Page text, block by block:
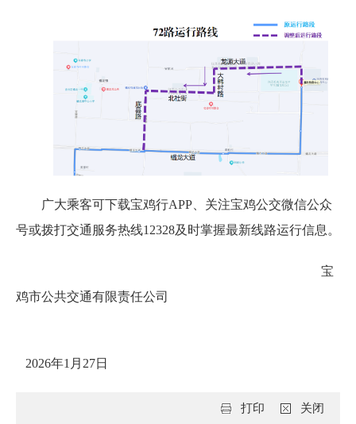
广大乘客可下载宝鸡行APP、关注宝鸡公交微信公众
号或拨打交通服务热线12328及时掌握最新线路运行信息。
宝
鸡市公共交通有限责任公司
2026年1月27日
关闭
打印